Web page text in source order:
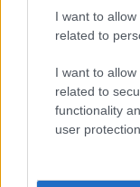
I want to
related to
I want to
related to
functionality
user protection.
Linkit